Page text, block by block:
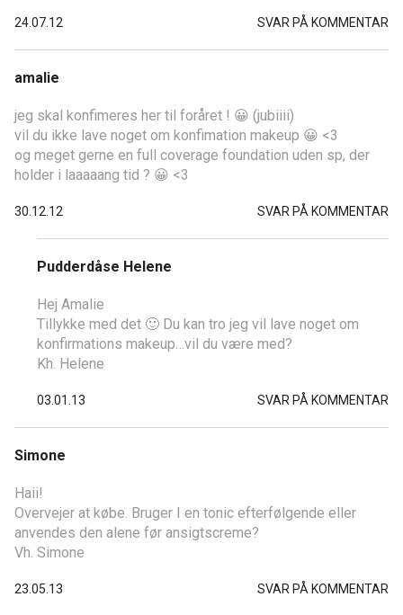
24.07.12 SVAR PÅ KOMMENTAR
amalie
jeg skal konfimeres her til foråret ! 😀 (jubiiii)
vil du ikke lave noget om konfimation makeup 😀 <3
og meget gerne en full coverage foundation uden sp, der
holder i laaaaang tid ? 😀 <3
30.12.12 SVAR PÅ KOMMENTAR
Pudderdåse Helene
Hej Amalie
Tillykke med det 🙂 Du kan tro jeg vil lave noget om
konfirmations makeup…vil du være med?
Kh. Helene
03.01.13 SVAR PÅ KOMMENTAR
Simone
Haii!
Overvejer at købe. Bruger I en tonic efterfølgende eller
anvendes den alene før ansigtscreme?
Vh. Simone
23.05.13 SVAR PÅ KOMMENTAR